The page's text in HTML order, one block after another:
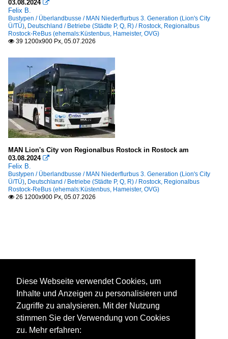
03.08.2024 
Felix B.
Bustypen / Überlandbusse / MAN Niederflurbus 3. Generation (Lion's City
Ü/TÜ), Deutschland / Betriebe (Städte P, Q, R) / Rostock, Regionalbus
Rostock-ReBus (ehemals:Küstenbus, Hameister, OVG)
 39 1200x900 Px, 05.07.2026
MAN Lion's City von Regionalbus Rostock in Rostock am
03.08.2024 
Felix B.
Bustypen / Überlandbusse / MAN Niederflurbus 3. Generation (Lion's City
Ü/TÜ), Deutschland / Betriebe (Städte P, Q, R) / Rostock, Regionalbus
Rostock-ReBus (ehemals:Küstenbus, Hameister, OVG)
 26 1200x900 Px, 05.07.2026
Diese Webseite verwendet Cookies, um
Inhalte und Anzeigen zu personalisieren und
Zugriffe zu analysieren. Mit der Nutzung
stimmen Sie der Verwendung von Cookies
zu. Mehr erfahren: